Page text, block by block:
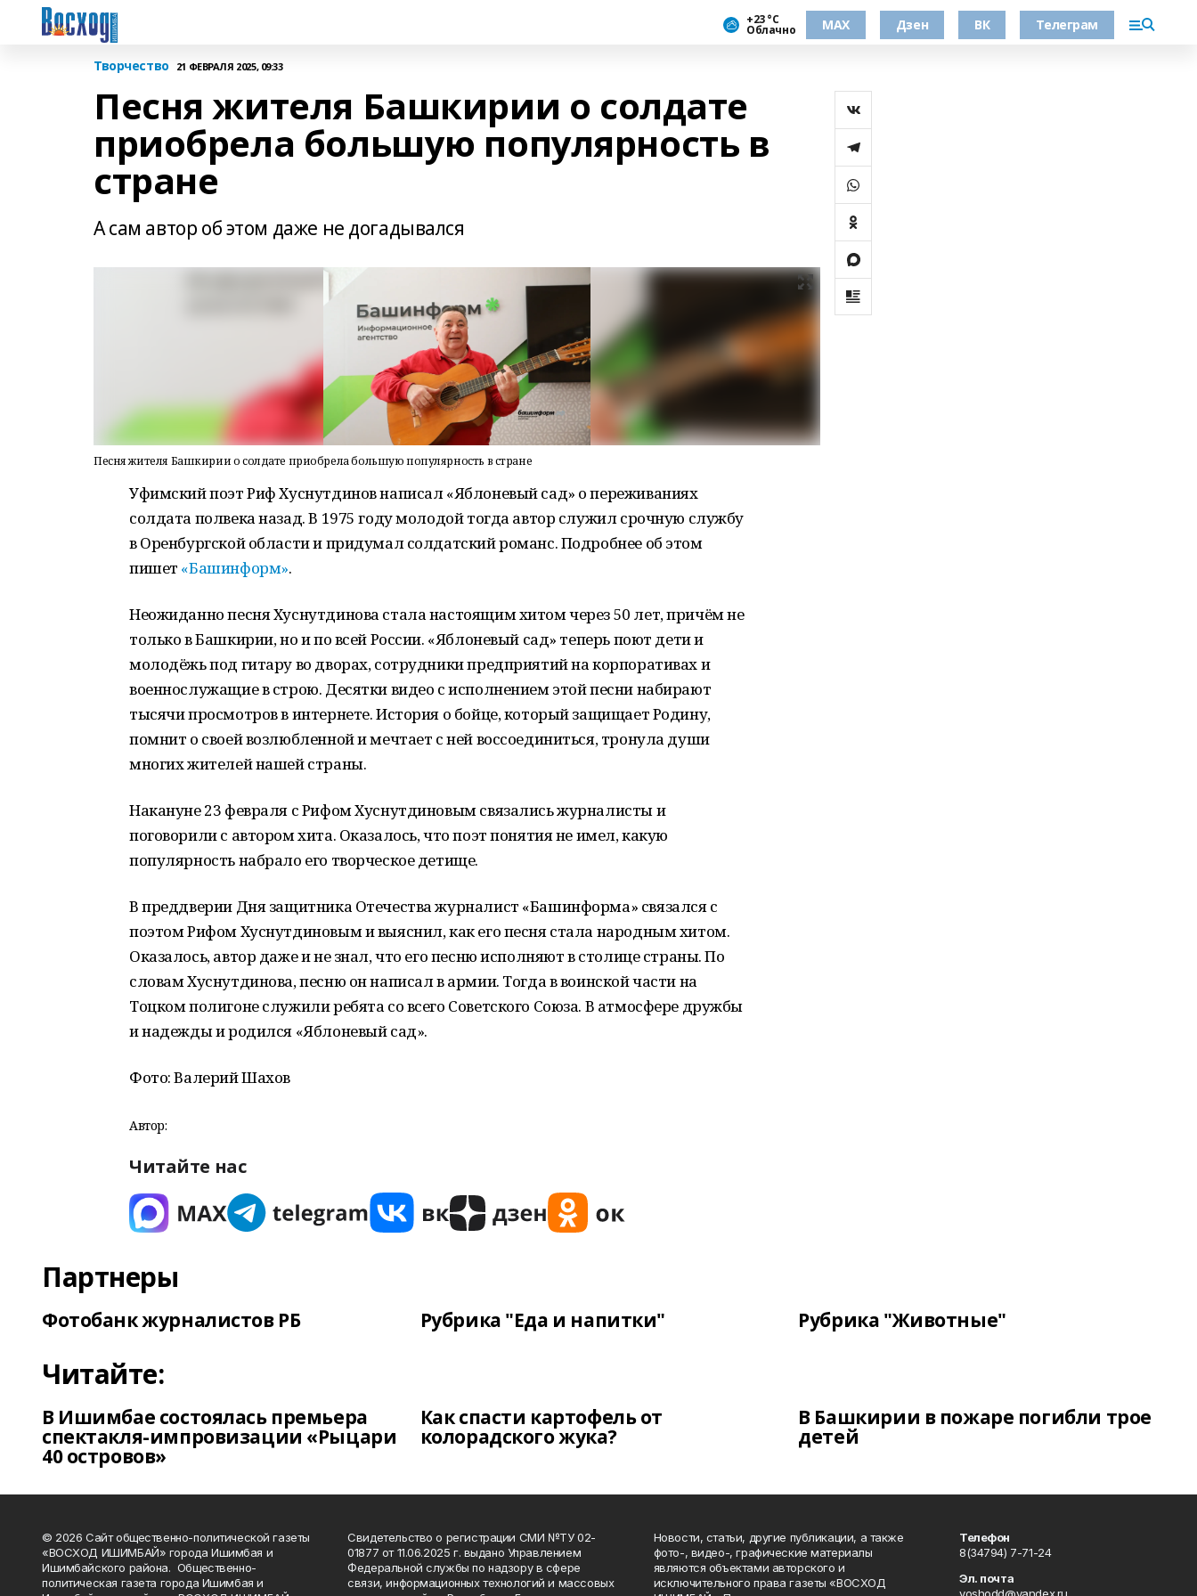
+23 °С
Облачно МАХ Дзен ВК Телеграм
Творчество 21 ФЕВРАЛЯ 2025, 09:33
Песня жителя Башкирии о солдате
приобрела большую популярность в
стране
А сам автор об этом даже не догадывался
Песня жителя Башкирии о солдате приобрела большую популярность в стране
Уфимский поэт Риф Хуснутдинов написал «Яблоневый сад» о переживаниях
солдата полвека назад. В 1975 году молодой тогда автор служил срочную службу
в Оренбургской области и придумал солдатский романс. Подробнее об этом
пишет «Башинформ».
Неожиданно песня Хуснутдинова стала настоящим хитом через 50 лет, причём не
только в Башкирии, но и по всей России. «Яблоневый сад» теперь поют дети и
молодёжь под гитару во дворах, сотрудники предприятий на корпоративах и
военнослужащие в строю. Десятки видео с исполнением этой песни набирают
тысячи просмотров в интернете. История о бойце, который защищает Родину,
помнит о своей возлюбленной и мечтает с ней воссоединиться, тронула души
многих жителей нашей страны.
Накануне 23 февраля с Рифом Хуснутдиновым связались журналисты и
поговорили с автором хита. Оказалось, что поэт понятия не имел, какую
популярность набрало его творческое детище.
В преддверии Дня защитника Отечества журналист «Башинформа» связался с
поэтом Рифом Хуснутдиновым и выяснил, как его песня стала народным хитом.
Оказалось, автор даже и не знал, что его песню исполняют в столице страны. По
словам Хуснутдинова, песню он написал в армии. Тогда в воинской части на
Тоцком полигоне служили ребята со всего Советского Союза. В атмосфере дружбы
и надежды и родился «Яблоневый сад».
Фото: Валерий Шахов
Автор:
Читайте нас
Партнеры
Фотобанк журналистов РБ Рубрика "Еда и напитки" Рубрика "Животные"
Читайте:
В Ишимбае состоялась премьера
спектакля-импровизации «Рыцари
40 островов»
Как спасти картофель от
колорадского жука?
В Башкирии в пожаре погибли трое
детей
© 2026 Сайт общественно-политической газеты
«ВОСХОД ИШИМБАЙ» города Ишимбая и
Ишимбайского района. Общественно-
политическая газета города Ишимбая и
Свидетельство о регистрации СМИ №ТУ 02-
01877 от 11.06.2025 г. выдано Управлением
Федеральной службы по надзору в сфере
связи, информационных технологий и массовых
Новости, статьи, другие публикации, а также
фото-, видео-, графические материалы
являются объектами авторского и
исключительного права газеты «ВОСХОД
Телефон
8(34794) 7-71-24
Эл. почта